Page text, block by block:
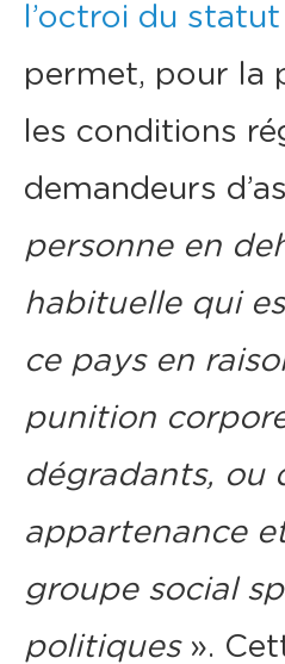
l’octroi du
permet, pour la
les conditions
demandeurs
personne en
habituelle qui
ce pays en
punition
dégradants, ou
appartenance
groupe social
politiques ».